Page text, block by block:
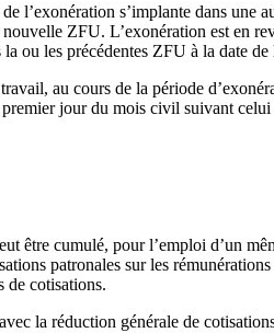
l’exonération s’implante dans une
ZFU. L’exonération est en
ou les précédentes ZFU à la date
au cours de la période
jour du mois civil suivant
être cumulé, pour l’emploi d’un
patronales sur les
de cotisations.
la réduction générale de